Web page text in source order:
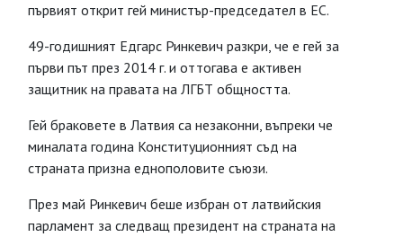
първият открит гей министър-председател в ЕС.
49-годишният Едгарс Ринкевич разкри, че е гей за
първи път през 2014 г. и оттогава е активен
защитник на правата на ЛГБТ общността.
Гей браковете в Латвия са незаконни, въпреки че
миналата година Конституционният съд на
страната призна еднополовите съюзи.
През май Ринкевич беше избран от латвийския
парламент за следващ президент на страната на